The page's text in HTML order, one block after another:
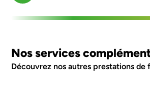
Nos services
Découvrez nos autres prestations de